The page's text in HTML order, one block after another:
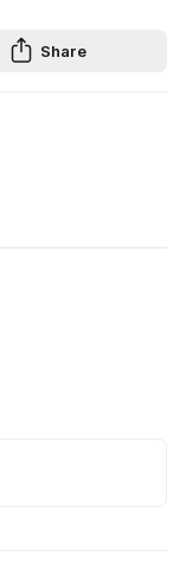
Share